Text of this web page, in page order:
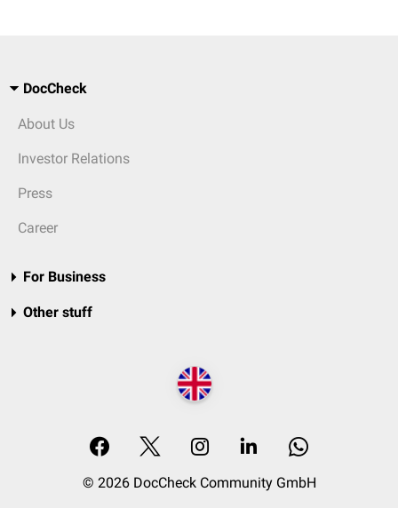
DocCheck
About Us
Investor Relations
Press
Career
For Business
Other stuff
© 2026 DocCheck Community GmbH